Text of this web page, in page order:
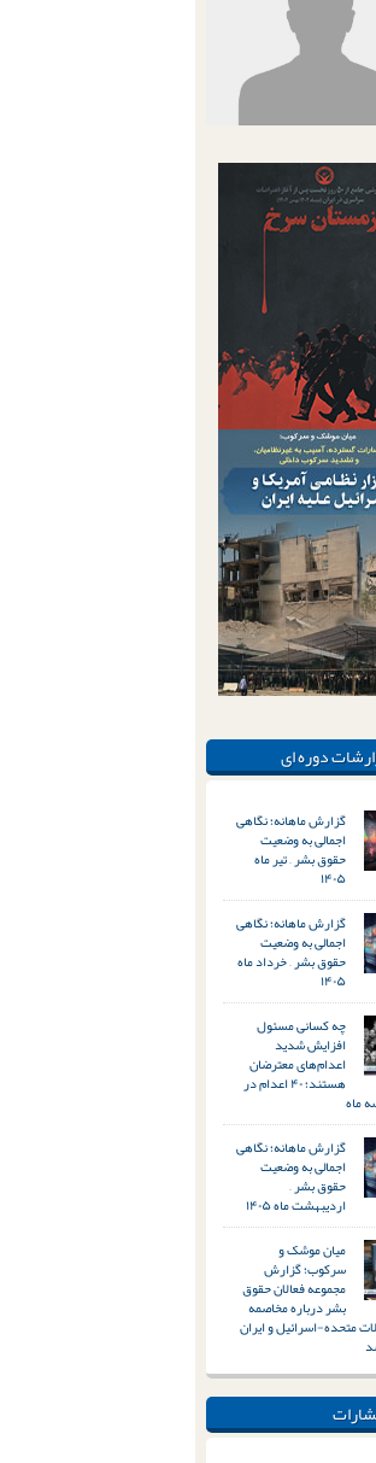
دوره ای
گزارش ماهانه؛ نگاهی
اجمالی به وضعیت
حقوق بشر – تیر ماه
۱۴۰۵
گزارش ماهانه؛ نگاهی
اجمالی به وضعیت
حقوق بشر – خرداد ماه
۱۴۰۵
چه کسانی مسئول
افزایش شدید
اعدام‌های معترضان
هستند؛ ۴۰ اعدام در
ماه
گزارش ماهانه؛ نگاهی
اجمالی به وضعیت
حقوق بشر –
اردیبهشت ماه ۱۴۰۵
میان موشک و
سرکوب؛ گزارش
مجموعه فعالان حقوق
بشر درباره مخاصمه
متحده-اسرائیل و ایران